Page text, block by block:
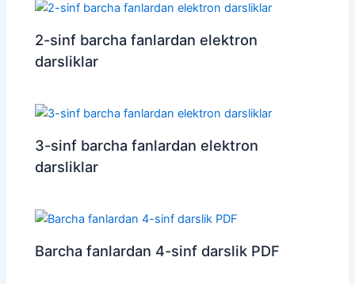
2-sinf barcha fanlardan elektron
darsliklar
3-sinf barcha fanlardan elektron
darsliklar
Barcha fanlardan 4-sinf darslik PDF